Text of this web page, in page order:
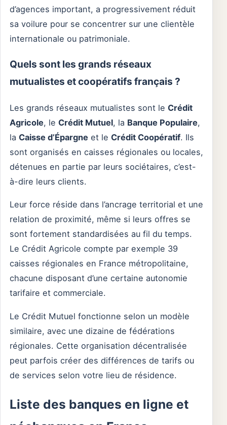
d’agences important, a progressivement réduit
sa voilure pour se concentrer sur une clientèle
internationale ou patrimoniale.
Quels sont les grands réseaux
mutualistes et coopératifs français ?
Les grands réseaux mutualistes sont le Crédit
Agricole, le Crédit Mutuel, la Banque Populaire,
la Caisse d’Épargne et le Crédit Coopératif. Ils
sont organisés en caisses régionales ou locales,
détenues en partie par leurs sociétaires, c’est-
à-dire leurs clients.
Leur force réside dans l’ancrage territorial et une
relation de proximité, même si leurs offres se
sont fortement standardisées au fil du temps.
Le Crédit Agricole compte par exemple 39
caisses régionales en France métropolitaine,
chacune disposant d’une certaine autonomie
tarifaire et commerciale.
Le Crédit Mutuel fonctionne selon un modèle
similaire, avec une dizaine de fédérations
régionales. Cette organisation décentralisée
peut parfois créer des différences de tarifs ou
de services selon votre lieu de résidence.
Liste des banques en ligne et